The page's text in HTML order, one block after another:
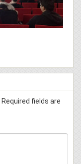
Required fields are